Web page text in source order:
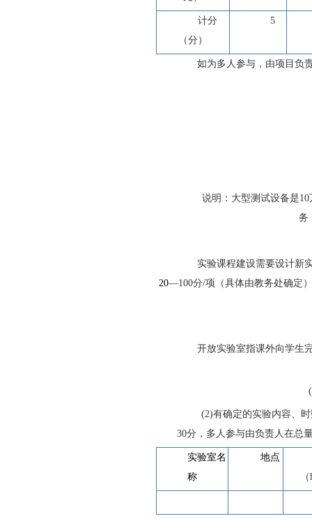
计分
（分）
5
如为多人参与，由项目负
说明：大型测试设备是10
务
实验课程建设需要设计新
20—100分/项（具体由教务处确定）
开放实验室指课外向学生
(2)有确定的实验内容、
30分，多人参与由负责人在总
实验室名
称
地点
（